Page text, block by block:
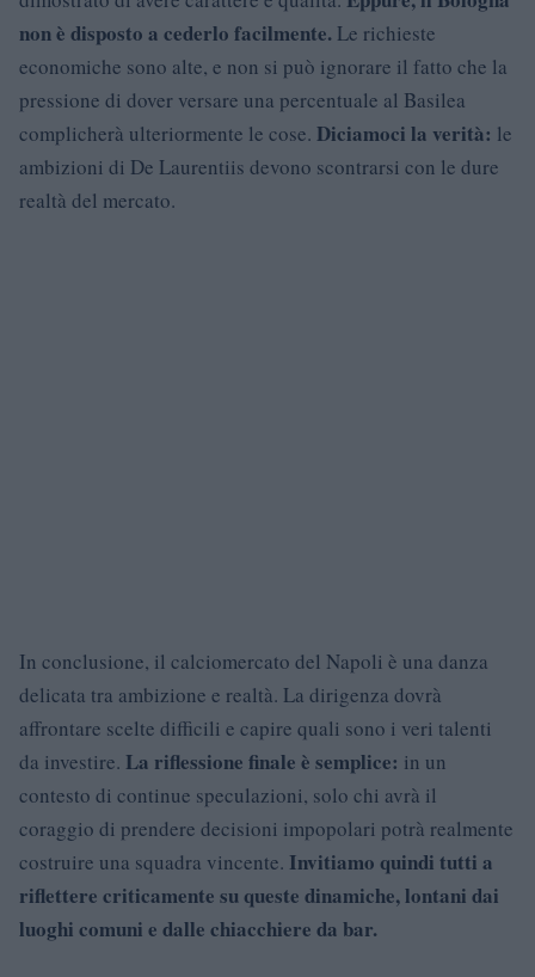
non è disposto a cederlo facilmente. Le richieste
economiche sono alte, e non si può ignorare il fatto che la
pressione di dover versare una percentuale al Basilea
complicherà ulteriormente le cose. Diciamoci la verità: le
ambizioni di De Laurentiis devono scontrarsi con le dure
realtà del mercato.
In conclusione, il calciomercato del Napoli è una danza
delicata tra ambizione e realtà. La dirigenza dovrà
affrontare scelte difficili e capire quali sono i veri talenti
da investire. La riflessione finale è semplice: in un
contesto di continue speculazioni, solo chi avrà il
coraggio di prendere decisioni impopolari potrà realmente
costruire una squadra vincente. Invitiamo quindi tutti a
riflettere criticamente su queste dinamiche, lontani dai
luoghi comuni e dalle chiacchiere da bar.